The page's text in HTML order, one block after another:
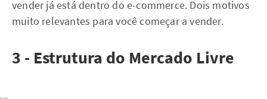
vender já está dentro do e-commerce. Dois motivos
muito relevantes para você começar a vender.
3 - Estrutura do Mercado Livre